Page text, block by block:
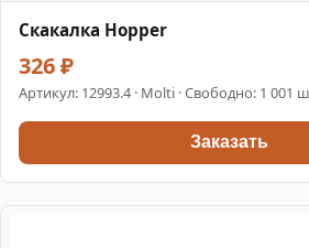
Скакалка Hopper
326 ₽
Артикул: 12993.4 · Molti · Свободно: 1 001
Заказать